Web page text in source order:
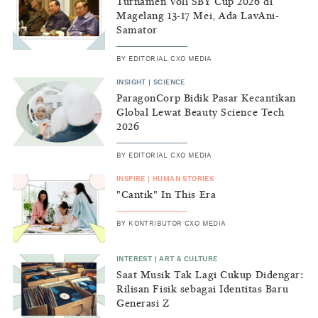
Magelang 13-17 Mei, Ada LavAni-
Samator
BY EDITORIAL CXO MEDIA
INSIGHT |SCIENCE
ParagonCorp Bidik Pasar Kecantikan
Global Lewat Beauty Science Tech
2026
BY EDITORIAL CXO MEDIA
INSPIRE HUMAN STORIES
"Cantik" In This Era
BY KONTRIBUTOR CXO MEDIA
INTEREST |ART & CULTURE
Saat Musik Tak Lagi Cukup Didengar:
Rilisan Fisik sebagai Identitas Baru
Generasi Z